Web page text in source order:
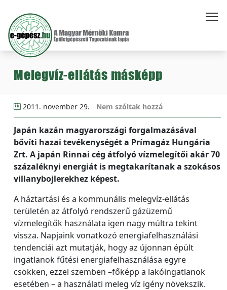
Melegvíz-ellátás másképp
2011. november 29. Nem szóltak hozzá
Japán kazán magyarországi forgalmazásával
bővíti hazai tevékenységét a Prímagáz Hungária
Zrt. A japán Rinnai cég átfolyó vízmelegítői akár 70
százaléknyi energiát is megtakarítanak a szokásos
villanybojlerekhez képest.
A háztartási és a kommunális melegvíz-ellátás
területén az átfolyó rendszerű gázüzemű
vízmelegítők használata igen nagy múltra tekint
vissza. Napjaink vonatkozó energiafelhasználási
tendenciái azt mutatják, hogy az újonnan épült
ingatlanok fűtési energiafelhasználása egyre
csökken, ezzel szemben –főképp a lakóingatlanok
esetében – a használati meleg víz igény növekszik.